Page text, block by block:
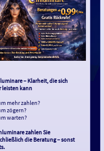
– Klarheit, die sich
leisten kann
mehr zahlen?
zögern?
warten?
zahlen Sie
die Beratung – sonst